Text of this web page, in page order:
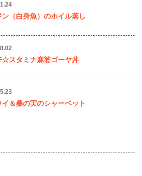
ン（白身魚）のホイル蒸し
☆スタミナ麻婆ゴーヤ丼
イ＆桑の実のシャーベット